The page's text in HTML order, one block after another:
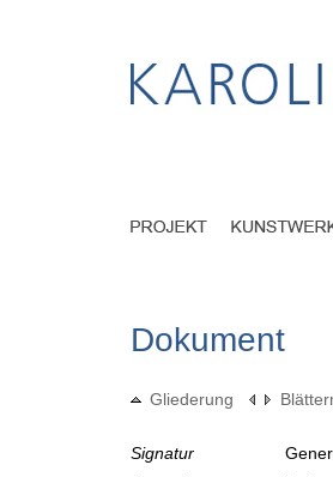
Dokument
Gliederung
Signatur